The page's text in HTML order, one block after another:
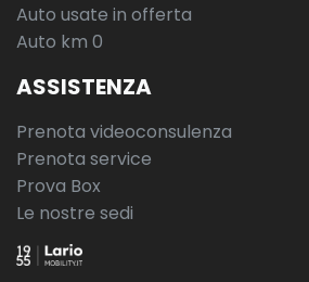
Auto usate in offerta
Auto km 0
ASSISTENZA
Prenota videoconsulenza
Prenota service
Prova Box
Le nostre sedi